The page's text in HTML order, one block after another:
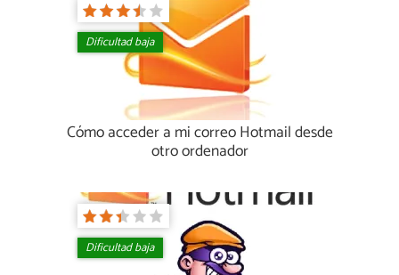
Dificultad baja
Cómo acceder a mi correo Hotmail desde
otro ordenador
Dificultad baja